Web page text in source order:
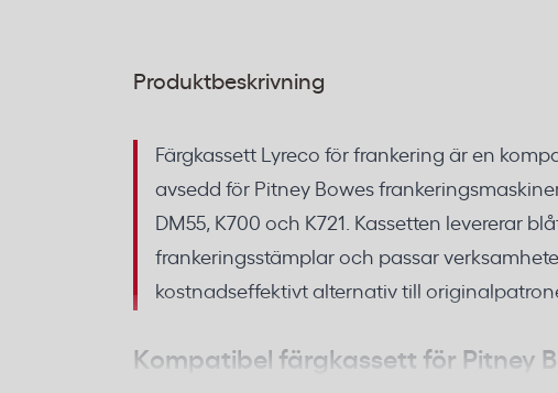
Produktbeskrivning
Färgkassett Lyreco för frankering är en
avsedd för Pitney Bowes
DM55, K700 och K721. Kassetten levererar
frankeringsstämplar och passar
kostnadseffektivt alternativ till
Kompatibel färgkassett för Pitney